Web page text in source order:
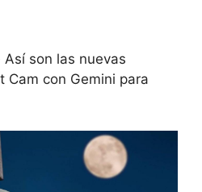
Así son las nuevas
Cam con Gemini para